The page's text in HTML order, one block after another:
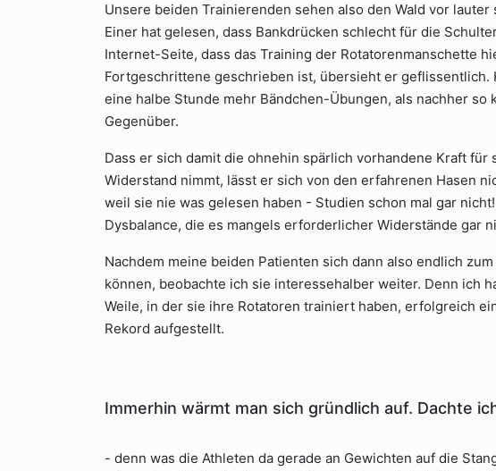
Unsere beiden Trainierenden sehen also den Wald vor
Einer hat gelesen, dass Bankdrücken schlecht für die
Internet-Seite, dass das Training der Rotatorenmanschette
Fortgeschrittene geschrieben ist, übersieht er
eine halbe Stunde mehr Bändchen-Übungen, als nachher
Gegenüber.
Dass er sich damit die ohnehin spärlich vorhandene Kraft
Widerstand nimmt, lässt er sich von den erfahrenen Hasen
weil sie nie was gelesen haben - Studien schon mal gar
Dysbalance, die es mangels erforderlicher Widerstände gar
Nachdem meine beiden Patienten sich dann also endlich
können, beobachte ich sie interessehalber weiter. Denn ich
Weile, in der sie ihre Rotatoren trainiert haben, erfolgreich
Rekord aufgestellt.
Immerhin wärmt man sich gründlich auf. Dachte
- denn was die Athleten da gerade an Gewichten auf die